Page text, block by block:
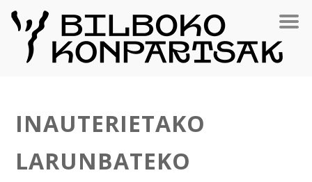
INAUTERIET​AKO
LARUNBATEK​O